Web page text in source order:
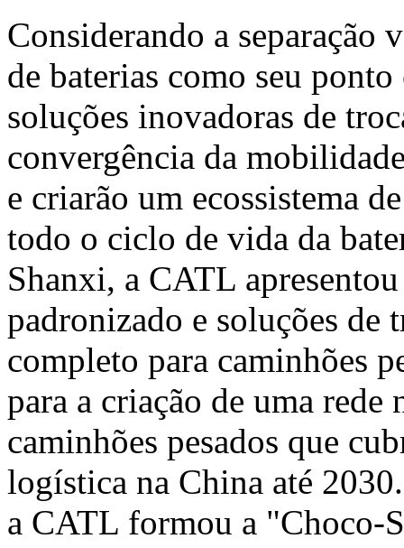
Considerando a separação
de baterias como seu
soluções inovadoras de
convergência da
e criarão um ecossistema
todo o ciclo de vida da
Shanxi, a CATL
padronizado e soluções de
completo para caminhões
para a criação de uma rede
caminhões pesados que
logística na China até
a CATL formou a "Choco-